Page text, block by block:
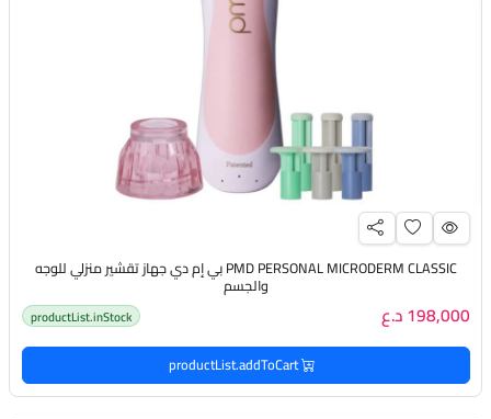
PMD PERSONAL MICRODERM CLASSIC بي إم دي جهاز تقشير منزلي للوجه
والجسم
198,000 د.ع productList.inStock
productList.addToCart